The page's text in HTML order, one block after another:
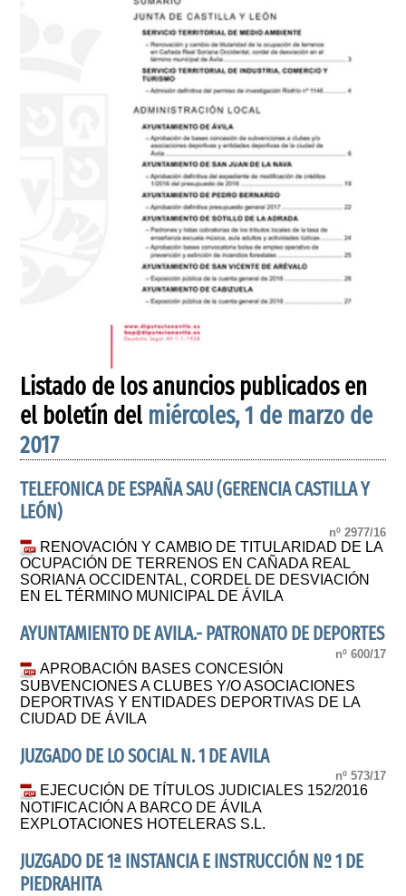
Listado de los anuncios publicados en
el boletín del miércoles, 1 de marzo de
2017
TELEFONICA DE ESPAÑA SAU (GERENCIA CASTILLA Y
LEÓN)
nº 2977/16
RENOVACIÓN Y CAMBIO DE TITULARIDAD DE LA
OCUPACIÓN DE TERRENOS EN CAÑADA REAL
SORIANA OCCIDENTAL, CORDEL DE DESVIACIÓN
EN EL TÉRMINO MUNICIPAL DE ÁVILA
AYUNTAMIENTO DE AVILA.- PATRONATO DE DEPORTES
nº 600/17
APROBACIÓN BASES CONCESIÓN
SUBVENCIONES A CLUBES Y/O ASOCIACIONES
DEPORTIVAS Y ENTIDADES DEPORTIVAS DE LA
CIUDAD DE ÁVILA
JUZGADO DE LO SOCIAL N. 1 DE AVILA
nº 573/17
EJECUCIÓN DE TÍTULOS JUDICIALES 152/2016
NOTIFICACIÓN A BARCO DE ÁVILA
EXPLOTACIONES HOTELERAS S.L.
JUZGADO DE 1ª INSTANCIA E INSTRUCCIÓN Nº 1 DE
PIEDRAHITA